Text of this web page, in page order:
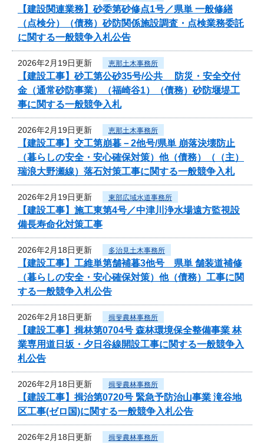
【建設関連業務】砂委第砂修点1号／県単 一般修繕
（点検分）（債務）砂防関係施設調査・点検業務委託
に関する一般競争入札公告
2026年2月19日更新 恵那土木事務所
【建設工事】砂工第公砂35号/公共 防災・安全交付
金（通常砂防事業）（福崎谷1）（債務）砂防堰堤工
事に関する一般競争入札
2026年2月19日更新 恵那土木事務所
【建設工事】交工第崩暮－2他号/県単 崩落決壊防止
（暮らしの安全・安心確保対策）他（債務）（（主）
瑞浪大野瀬線）落石対策工事に関する一般競争入札
2026年2月19日更新 東部広域水道事務所
【建設工事】施工東第4号／中津川浄水場遠方監視設
備長寿命化対策工事
2026年2月18日更新 多治見土木事務所
【建設工事】工維単第舗補暮3他号 県単 舗装道補修
（暮らしの安全・安心確保対策）他（債務）工事に関
する一般競争入札公告
2026年2月18日更新 揖斐農林事務所
【建設工事】揖林第0704号 森林環境保全整備事業 林
業専用道日坂・夕日谷線開設工事に関する一般競争入
札公告
2026年2月18日更新 揖斐農林事務所
【建設工事】揖治第0720号 緊急予防治山事業 滝谷地
区工事(ゼロ国)に関する一般競争入札公告
2026年2月18日更新 揖斐農林事務所